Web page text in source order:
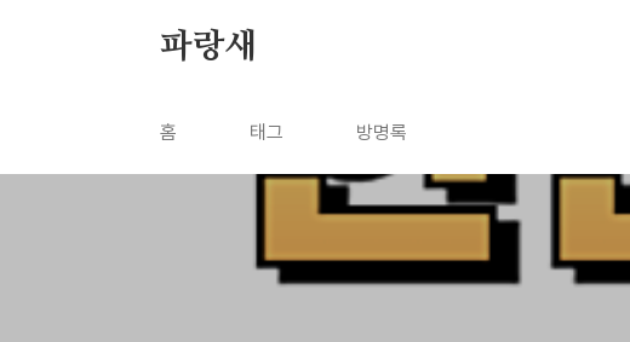
파랑새
홈 태그 방명록